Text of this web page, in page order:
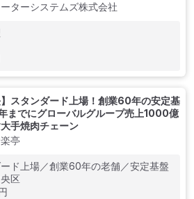
ターシステムズ株式会社
】スタンダード上場！創業60年の安定基
までにグローバルグループ売上1000億
手焼肉チェーン
亭
ド上場／創業60年の老舗／安定基盤
区